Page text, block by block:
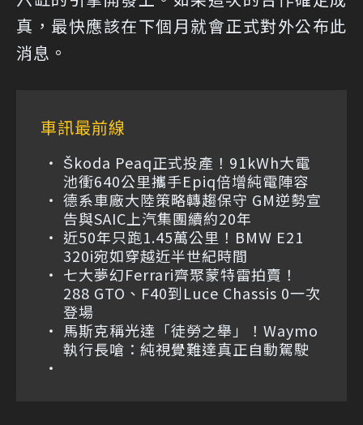
真，最快應該在下個月就會正式對外公布此
消息。
車訊最前線
Škoda Peaq正式投產！91kWh大電
池衝640公里攜手Epiq倍增純電陣容
德系車廠大陸策略轉趨保守 GM逆勢宣
告與SAIC上汽集團續約20年
近50年只跑1.45萬公里！BMW E21
320i宛如穿越近半世紀時間
七大夢幻Ferrari齊聚蒙特雷拍賣！
288 GTO、F40到Luce Chassis 0一次
登場
馬斯克稱光達「徒勞之舉」！Waymo
執行長嗆：純視覺難達真正自動駕駛